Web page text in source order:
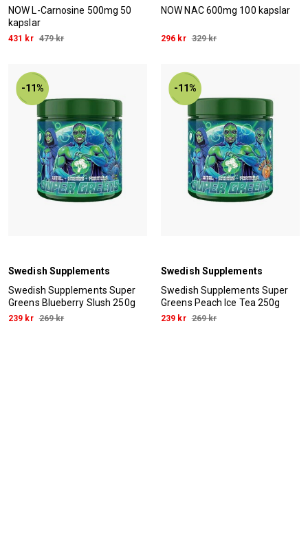
NOW L-Carnosine 500mg 50
kapslar
431 kr 479 kr
NOW NAC 600mg 100 kapslar
296 kr 329 kr
-11%
Swedish Supplements
Swedish Supplements Super
Greens Blueberry Slush 250g
239 kr 269 kr
-11%
Swedish Supplements
Swedish Supplements Super
Greens Peach Ice Tea 250g
239 kr 269 kr